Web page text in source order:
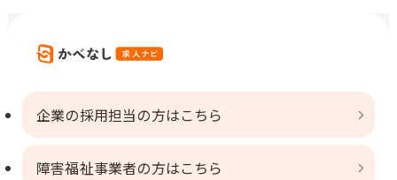
企業の採用担当の方はこちら
障害福祉事業者の方はこちら